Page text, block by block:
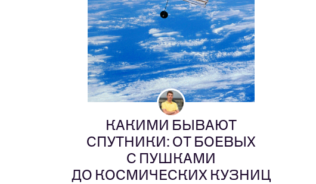
КАКИМИ БЫВАЮТ
СПУТНИКИ: ОТ БОЕВЫХ
С ПУШКАМИ
ДО КОСМИЧЕСКИХ КУЗНИЦ